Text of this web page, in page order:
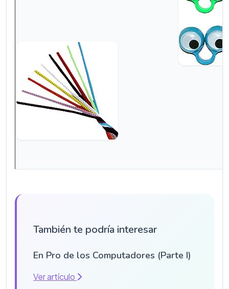
También te podría interesar
En Pro de los Computadores (Parte I)
Ver artículo